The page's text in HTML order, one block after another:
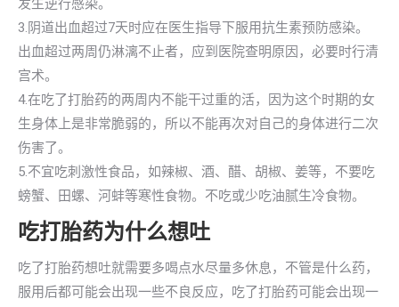
发生逆行感染。
3.阴道出血超过7天时应在医生指导下服用抗生素预防感染。
出血超过两周仍淋漓不止者，应到医院查明原因，必要时行清
宫术。
4.在吃了打胎药的两周内不能干过重的活，因为这个时期的女
生身体上是非常脆弱的，所以不能再次对自己的身体进行二次
伤害了。
5.不宜吃刺激性食品，如辣椒、酒、醋、胡椒、姜等，不要吃
螃蟹、田螺、河蚌等寒性食物。不吃或少吃油腻生冷食物。
吃打胎药为什么想吐
吃了打胎药想吐就需要多喝点水尽量多休息，不管是什么药，
服用后都可能会出现一些不良反应，吃了打胎药可能会出现一